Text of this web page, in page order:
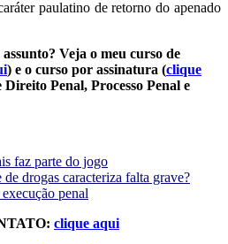
paulatino de retorno do apenado
Veja o meu curso de
) e o curso por assinatura (clique
Direito Penal, Processo Penal e
faz parte do jogo
de drogas caracteriza falta grave?
penal
clique aqui